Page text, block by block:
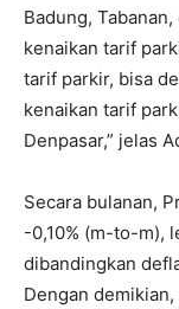
Badung,
kenaikan tarif
tarif parkir, bisa
kenaikan tarif
Denpasar,” jelas
Secara bulanan,
-0,10% (m-to-m),
dibandingkan
Dengan